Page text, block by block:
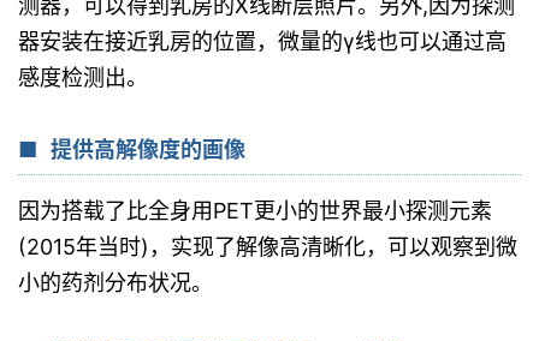
测器，可以得到乳房的X线断层照片。另外,因为探测
器安装在接近乳房的位置，微量的γ线也可以通过高
感度检测出。
提供高解像度的画像
因为搭载了比全身用PET更小的世界最小探测元素
(2015年当时)，实现了解像高清晰化，可以观察到微
小的药剂分布状况。